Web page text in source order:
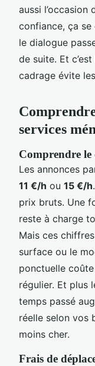
aussi l’occasion
confiance, ça se
le dialogue
de suite. Et c’est
cadrage évite
services
Comprendre
Les annonces
11 €/h ou 15 €/h
prix bruts. Une
reste à charge
Mais ces
surface ou le
ponctuelle coûte
régulier. Et plus
temps passé
réelle selon vos
moins cher.
Frais de